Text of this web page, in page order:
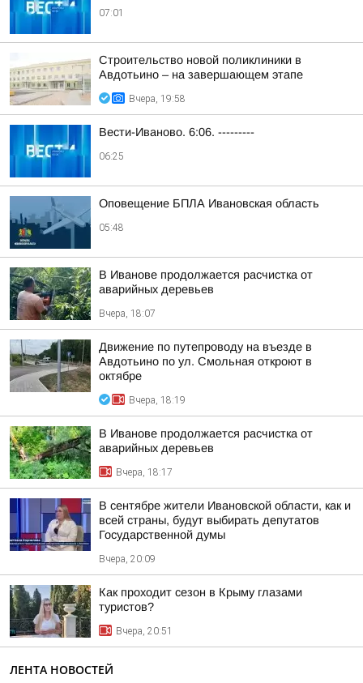
07:01
Строительство новой поликлиники в
Авдотьино – на завершающем этапе
Вчера, 19:58
Вести-Иваново. 6:06. ---------
06:25
Оповещение БПЛА Ивановская область
05:48
В Иванове продолжается расчистка от
аварийных деревьев
Вчера, 18:07
Движение по путепроводу на въезде в
Авдотьино по ул. Смольная откроют в
октябре
Вчера, 18:19
В Иванове продолжается расчистка от
аварийных деревьев
Вчера, 18:17
В сентябре жители Ивановской области, как и
всей страны, будут выбирать депутатов
Государственной думы
Вчера, 20:09
Как проходит сезон в Крыму глазами
туристов?
Вчера, 20:51
ЛЕНТА НОВОСТЕЙ